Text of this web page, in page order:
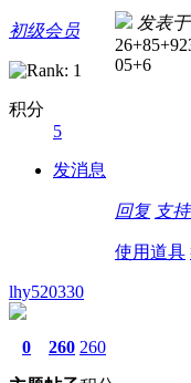
初级会员
积分
5
发消息
发表
05+6
回复 支持
使用道具
lhy520330
0 260 260